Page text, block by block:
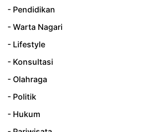
- Pendidikan
- Warta Nagari
- Lifestyle
- Konsultasi
- Olahraga
- Politik
- Hukum